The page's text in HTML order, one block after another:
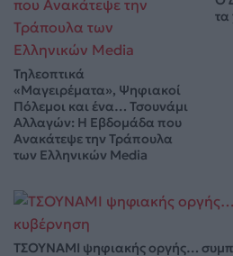
Τηλεοπτικά
«Μαγειρέματα», Ψηφιακοί
Πόλεμοι και ένα… Τσουνάμι
Αλλαγών: Η Εβδομάδα που
Ανακάτεψε την Τράπουλα
των Ελληνικών Media
τα
ΤΣΟΥΝΑΜΙ ψηφιακής οργής…